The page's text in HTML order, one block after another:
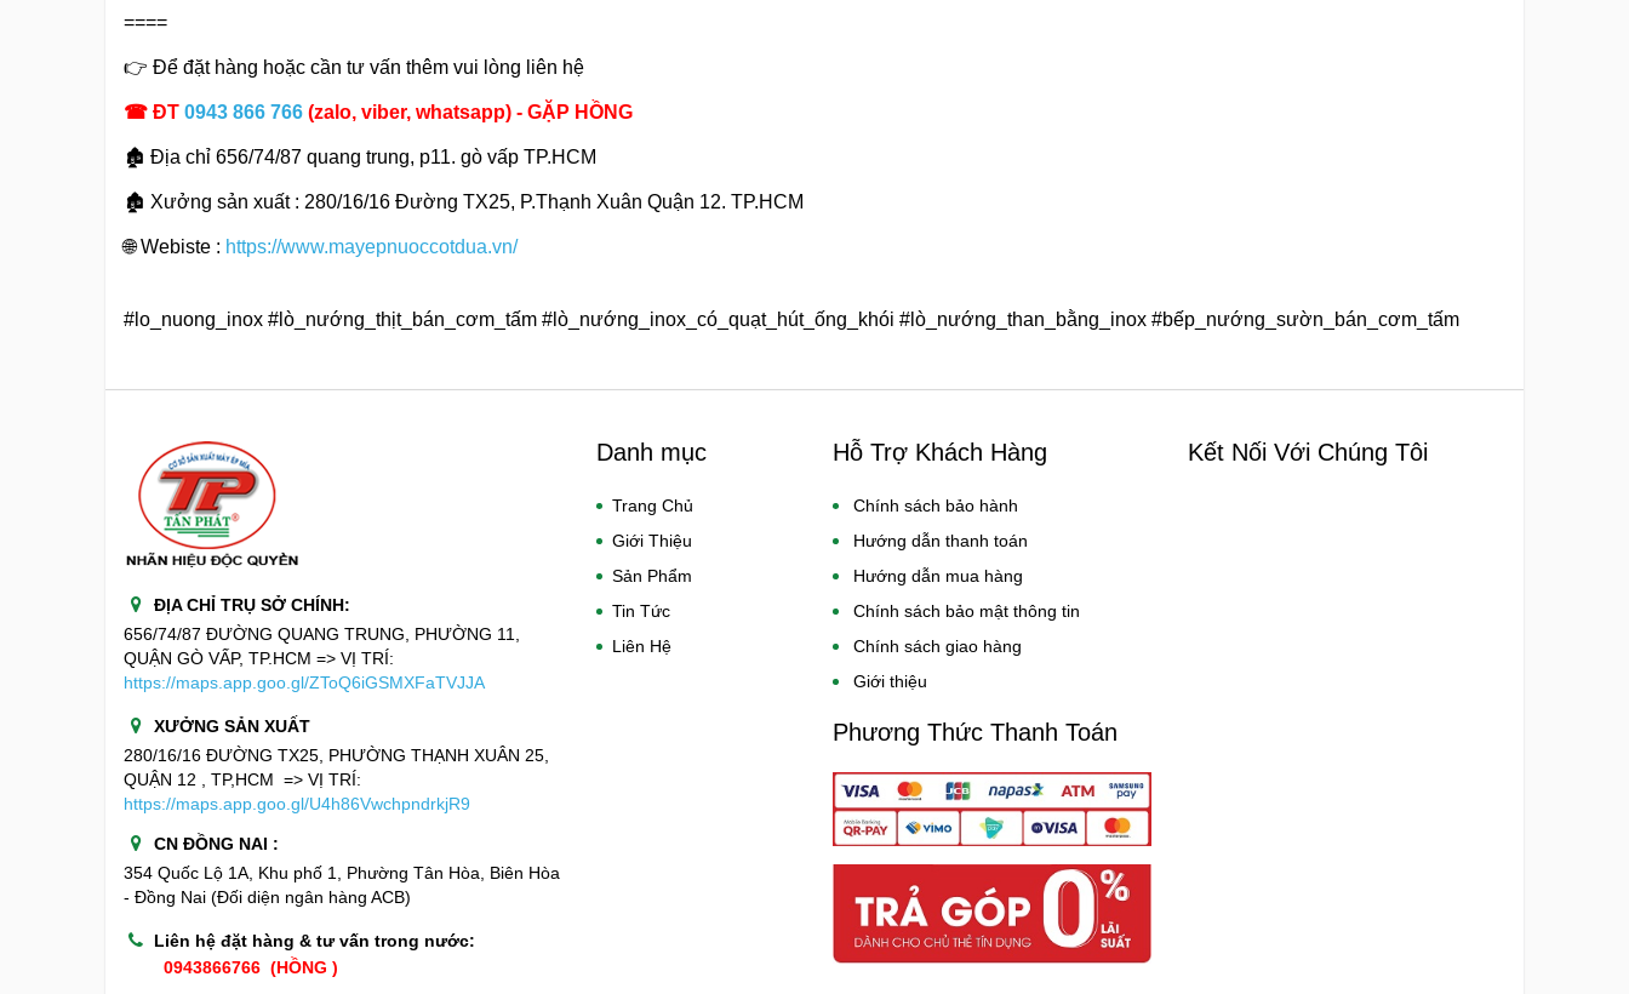
====
👉 Để đặt hàng hoặc cần tư vấn thêm vui lòng liên hệ
☎ ĐT 0943 866 766 (zalo, viber, whatsapp) - GẶP HỒNG
🏚 Địa chỉ 656/74/87 quang trung, p11. gò vấp TP.HCM
🏚 Xưởng sản xuất : 280/16/16 Đường TX25, P.Thạnh Xuân Quận 12. TP.HCM
🌐Webiste : https://www.mayepnuoccotdua.vn/
#lo_nuong_inox #lò_nướng_thịt_bán_cơm_tấm #lò_nướng_inox_có_quạt_hút_ống_khói #lò_nướng_than_bằng_inox #bếp_nướng_sườn_bán_cơm_tấm
ĐỊA CHỈ TRỤ SỞ CHÍNH:
656/74/87 ĐƯỜNG QUANG TRUNG, PHƯỜNG 11,
QUẬN GÒ VẤP, TP.HCM => VỊ TRÍ:
https://maps.app.goo.gl/ZToQ6iGSMXFaTVJJA
XƯỞNG SẢN XUẤT
280/16/16 ĐƯỜNG TX25, PHƯỜNG THẠNH XUÂN 25,
QUẬN 12 , TP,HCM => VỊ TRÍ:
https://maps.app.goo.gl/U4h86VwchpndrkjR9
CN ĐỒNG NAI :
354 Quốc Lộ 1A, Khu phố 1, Phường Tân Hòa, Biên Hòa
- Đồng Nai (Đối diện ngân hàng ACB)
Liên hệ đặt hàng & tư vấn trong nước:
0943866766 (HỒNG )
Danh mục
Trang Chủ
Giới Thiệu
Sản Phẩm
Tin Tức
Liên Hệ
Hỗ Trợ Khách Hàng
Chính sách bảo hành
Hướng dẫn thanh toán
Hướng dẫn mua hàng
Chính sách bảo mật thông tin
Chính sách giao hàng
Giới thiệu
Phương Thức Thanh Toán
Kết Nối Với Chúng Tôi